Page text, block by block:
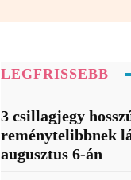
LEGFRISSEBB
3 csillagjegy
reménytelibbnek
augusztus 6-án